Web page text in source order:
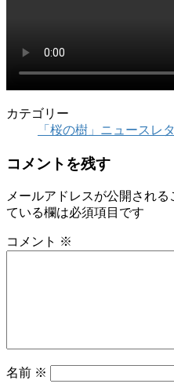
カテゴリー
「桜の樹」ニュースレ
コメントを残す
メールアドレスが公開される
ている欄は必須項目です
コメント ※
名前 ※